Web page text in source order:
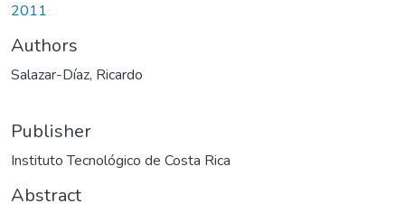
2011
Authors
Salazar-Díaz, Ricardo
Publisher
Instituto Tecnológico de Costa Rica
Abstract